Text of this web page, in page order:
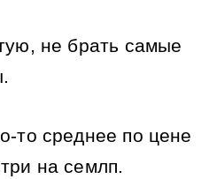
не брать самые
то среднее по цене
на семлп.